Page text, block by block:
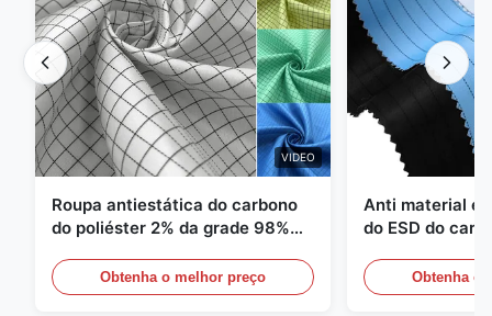
VIDEO
Roupa antiestática do carbono
do poliéster 2% da grade 98%
Obtenha o melhor preço
Anti material
do ESD do
Obtenha o